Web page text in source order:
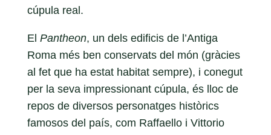
cúpula real.
El Pantheon, un dels edificis de l’Antiga
Roma més ben conservats del món (gràcies
al fet que ha estat habitat sempre), i conegut
per la seva impressionant cúpula, és lloc de
repos de diversos personatges històrics
famosos del país, com Raffaello i Vittorio